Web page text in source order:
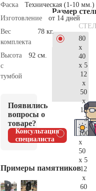
Фаска
Техническая (1-10 мм.)
Изготовление
от 14 дней
Вес
комплекта
78 кг.
Высота
с
тумбой
92 см.
Появились
вопросы о
товаре?
Консультация
специалиста
Примеры памятников
Размер
80
x
40
x 5
12
x
50
x
15
100
x
50
x 5
12
x
60